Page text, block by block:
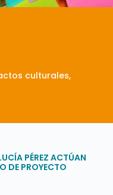
culturales,
PÉREZ ACTÚAN
DE PROYECTO